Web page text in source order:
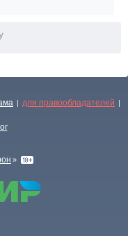
| для правообладателей |
»